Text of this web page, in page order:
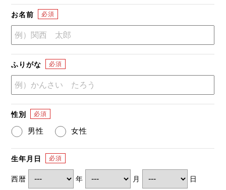
お名前
ふりがな
性別
男性 女性
生年月日
西暦 年 月 日